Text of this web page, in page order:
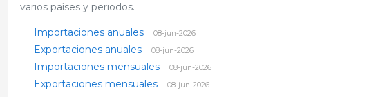
varios países y periodos.
Importaciones anuales 08-jun-2026
Exportaciones anuales 08-jun-2026
Importaciones mensuales 08-jun-2026
Exportaciones mensuales 08-jun-2026